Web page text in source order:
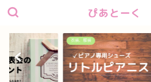
ぴあとーく
衣装、服装